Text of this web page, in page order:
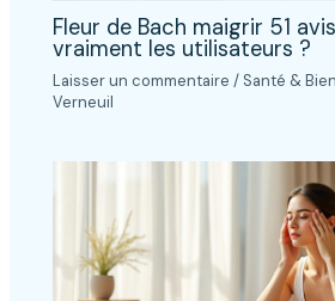
Fleur de Bach maigrir 51
vraiment les utilisateurs ?
Laisser un commentaire / Santé &
Verneuil